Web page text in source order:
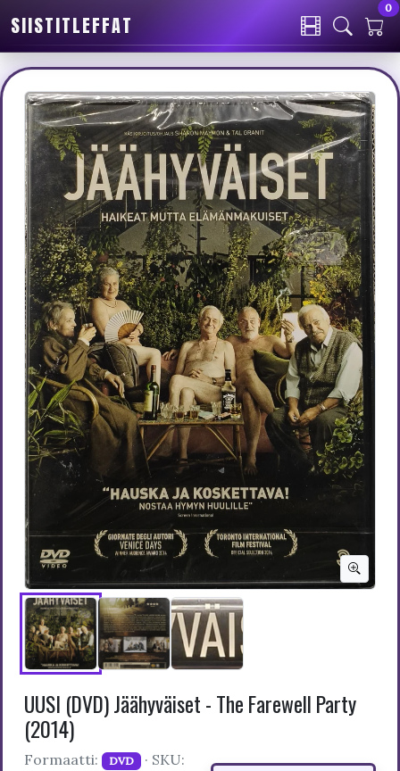
SIISTITLEFFAT
0
UUSI (DVD) Jäähyväiset - The Farewell Party
(2014)
Formaatti: DVD · SKU: